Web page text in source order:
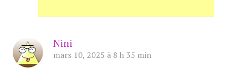
Nini
mars 10, 2025 à 8 h 35 min